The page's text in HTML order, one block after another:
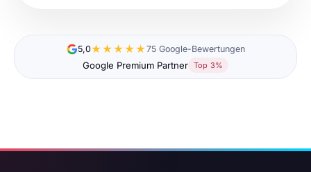
5,0★★★★★75 Google-Bewertungen
Google Premium Partner Top 3%